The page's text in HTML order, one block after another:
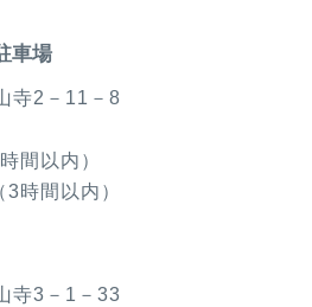
車場
寺2－11－8
間以内）
時間以内）
寺3－1－33